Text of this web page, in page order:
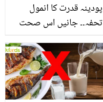
پودینہ قدرت کا انمول
تحفہ۔۔ جانیں اس صحت
انگیز طبی فوائد